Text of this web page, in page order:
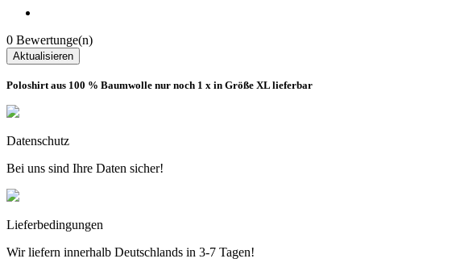
0 Bewertunge(n)
Poloshirt aus 100 % Baumwolle nur noch 1 x in Größe XL lieferbar
Datenschutz
Bei uns sind Ihre Daten sicher!
Lieferbedingungen
Wir liefern innerhalb Deutschlands in 3-7 Tagen!